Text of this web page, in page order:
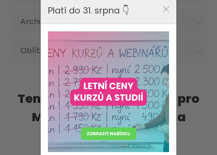
Archiv článků
Oblíbená hesla
Tematické aktivity nejen pro
MŠ: Světový den divadla
úterý 5. března 2024
Platí do 31. srpna 👇